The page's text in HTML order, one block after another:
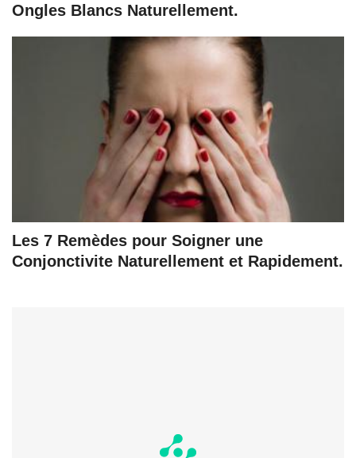
Ongles Blancs Naturellement.
Les 7 Remèdes pour Soigner une
Conjonctivite Naturellement et Rapidement.